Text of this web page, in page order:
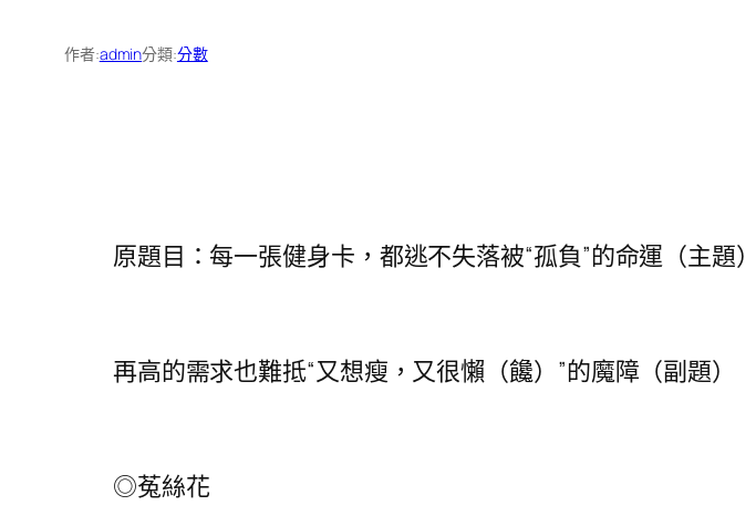
作者:admin分類:分數
原題目：每一張健身卡，都逃不失落被“孤負”的命運（主題）
再高的需求也難抵“又想瘦，又很懶（饞）”的魔障（副題）
◎菟絲花